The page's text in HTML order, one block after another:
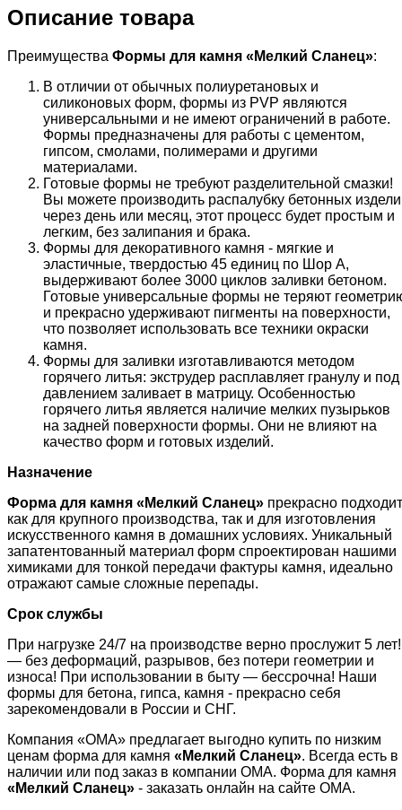
Описание товара
Преимущества Формы для камня « Мелкий Сланец»:
В отличии от обычных полиуретановых и
силиконовых форм, формы из PVP являются
универсальными и не имеют ограничений в работе.
Формы предназначены для работы с цементом,
гипсом, смолами, полимерами и другими
материалами.
Готовые формы не требуют разделительной смазки!
Вы можете производить распалубку бетонных
через день или месяц, этот процесс будет простым и
легким, без залипания и брака.
Формы для декоративного камня - мягкие и
эластичные, твердостью 45 единиц по Шор А,
выдерживают более 3000 циклов заливки бетоном.
Готовые универсальные формы не теряют
и прекрасно удерживают пигменты на поверхности,
что позволяет использовать все техники окраски
камня.
Формы для заливки изготавливаются методом
горячего литья: экструдер расплавляет гранулу и под
давлением заливает в матрицу. Особенностью
горячего литья является наличие мелких пузырьков
на задней поверхности формы. Они не влияют на
качество форм и готовых изделий.
Назначение
Форма для камня « Мелкий Сланец» прекрасно подходит
как для крупного производства, так и для изготовления
искусственного камня в домашних условиях. Уникальный
запатентованный материал форм спроектирован нашими
химиками для тонкой передачи фактуры камня, идеально
отражают самые сложные перепады.
Срок службы
При нагрузке 24/7 на производстве верно прослужит 5 лет!
— без деформаций, разрывов, без потери геометрии и
износа! При использовании в быту — бессрочна! Наши
формы для бетона, гипса, камня - прекрасно себя
зарекомендовали в России и СНГ.
Компания «ОМА» предлагает выгодно купить по низким
ценам форма для камня « Мелкий Сланец». Всегда есть в
наличии или под заказ в компании ОМА. Форма для камня
« Мелкий Сланец» - заказать онлайн на сайте ОМА.